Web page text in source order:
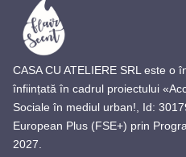
CASA CU ATELIERE SRL este o
înființată în cadrul proiectului
Sociale în mediul urban!, Id:
European Plus (FSE+) prin
2027.